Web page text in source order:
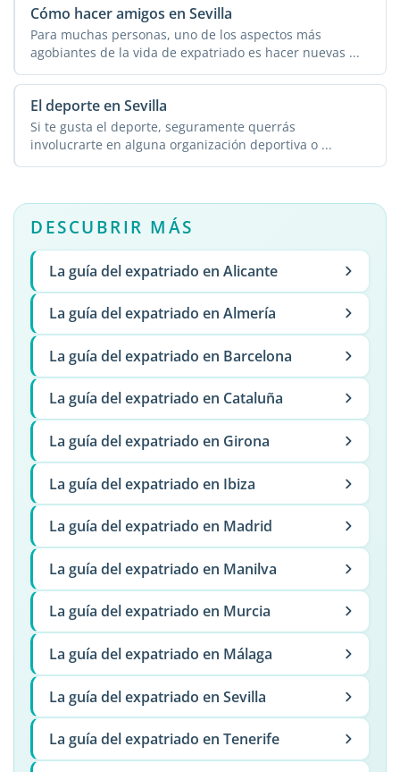
Cómo hacer amigos en Sevilla
Para muchas personas, uno de los aspectos más
agobiantes de la vida de expatriado es hacer nuevas ...
El deporte en Sevilla
Si te gusta el deporte, seguramente querrás
involucrarte en alguna organización deportiva o ...
DESCUBRIR MÁS
La guía del expatriado en Alicante
La guía del expatriado en Almería
La guía del expatriado en Barcelona
La guía del expatriado en Cataluña
La guía del expatriado en Girona
La guía del expatriado en Ibiza
La guía del expatriado en Madrid
La guía del expatriado en Manilva
La guía del expatriado en Murcia
La guía del expatriado en Málaga
La guía del expatriado en Sevilla
La guía del expatriado en Tenerife